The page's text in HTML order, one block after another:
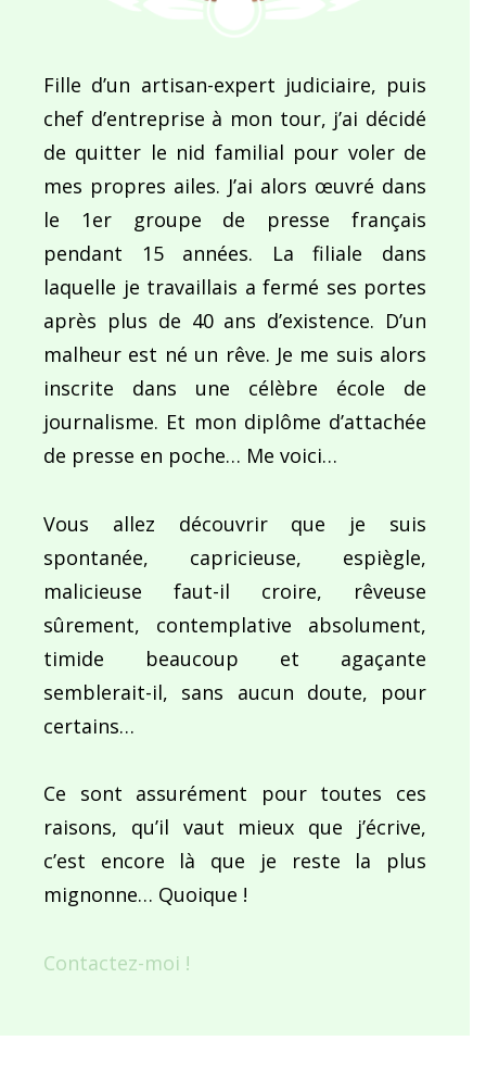
Fille d’un artisan-expert judiciaire, puis
chef d’entreprise à mon tour, j’ai décidé
de quitter le nid familial pour voler de
mes propres ailes. J’ai alors œuvré dans
le 1er groupe de presse français
pendant 15 années. La filiale dans
laquelle je travaillais a fermé ses portes
après plus de 40 ans d’existence. D’un
malheur est né un rêve. Je me suis alors
inscrite dans une célèbre école de
journalisme. Et mon diplôme d’attachée
de presse en poche… Me voici…
Vous allez découvrir que je suis
spontanée, capricieuse, espiègle,
malicieuse faut-il croire, rêveuse
sûrement, contemplative absolument,
timide beaucoup et agaçante
semblerait-il, sans aucun doute, pour
certains…
Ce sont assurément pour toutes ces
raisons, qu’il vaut mieux que j’écrive,
c’est encore là que je reste la plus
mignonne… Quoique !
Contactez-moi !